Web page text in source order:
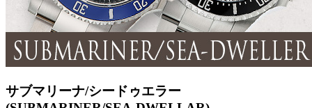
サブマリーナ/シードゥエラー